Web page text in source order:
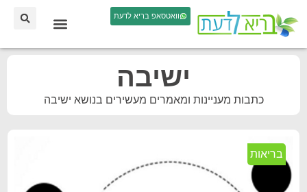
וואטסאפ בריא לדעת
ישיבה
כתבות מעניינות ומאמרים מעשירים בנושא ישיבה
בריאות